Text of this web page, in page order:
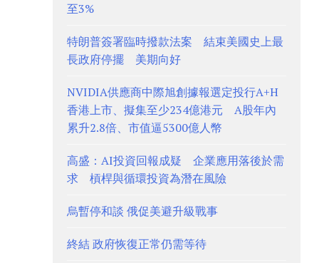
至3%
特朗普簽署臨時撥款法案 結束美國史上最
長政府停擺 美期向好
NVIDIA供應商中際旭創據報選定投行A+H
香港上市、擬集至少234億港元 A股年內
累升2.8倍、市值逼5300億人幣
高盛：AI投資回報成疑 企業應用落後於需
求 槓桿與循環投資為潛在風險
烏暫停和談 俄促美避升級戰事
終結 政府恢復正常仍需等待